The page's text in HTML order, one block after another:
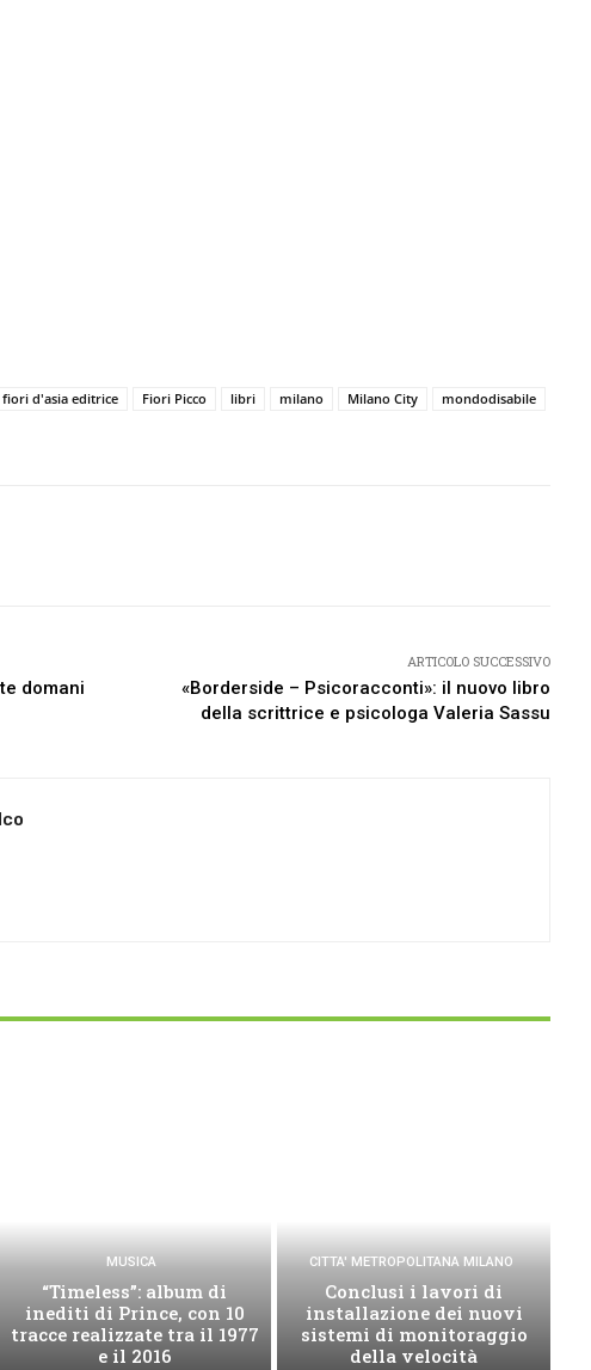
fiori d'asia editrice Fiori Picco libri milano Milano City
mondodisabile
domani
ARTICOLO SUCCESSIVO
«Borderside – Psicoracconti»: il nuovo libro
della scrittrice e psicologa Valeria Sassu
MUSICA
“Timeless”: album di
inediti di Prince, con 10
tracce realizzate tra il 1977
e il 2016
CITTA' METROPOLITANA MILANO
Conclusi i lavori di
installazione dei nuovi
sistemi di monitoraggio
della velocità